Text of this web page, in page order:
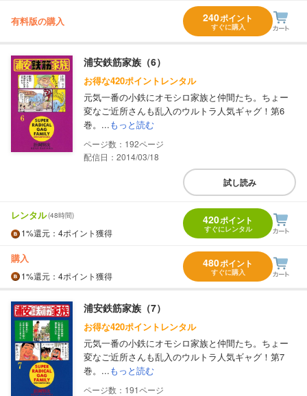
有料版の購入 240ポイント
すぐに購入
浦安鉄筋家族（6）
お得な420ポイントレンタル
元気一番の小鉄にオモシロ家族と仲間たち。ちょー
変なご近所さんも乱入のウルトラ人気ギャグ！第6
巻。...もっと読む
192
配信日：2014/03/18
試し読み
レンタル(48時間)
1%還元 ：4ポイント獲得
420ポイント
すぐにレンタル
購入
1%還元 ：4ポイント獲得
480ポイント
すぐに購入
浦安鉄筋家族（7）
お得な420ポイントレンタル
元気一番の小鉄にオモシロ家族と仲間たち。ちょー
変なご近所さんも乱入のウルトラ人気ギャグ！第7
巻。...もっと読む
191